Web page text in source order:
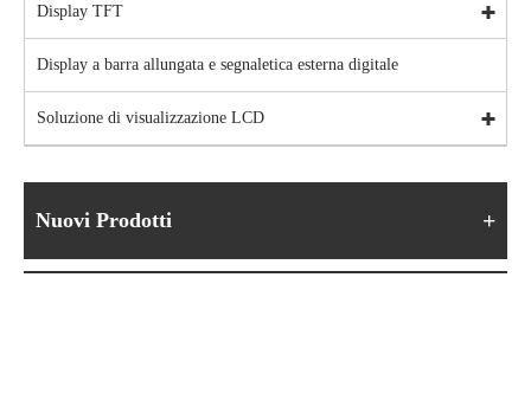
Display TFT
Display a barra allungata e segnaletica esterna digitale
Soluzione di visualizzazione LCD
Nuovi Prodotti